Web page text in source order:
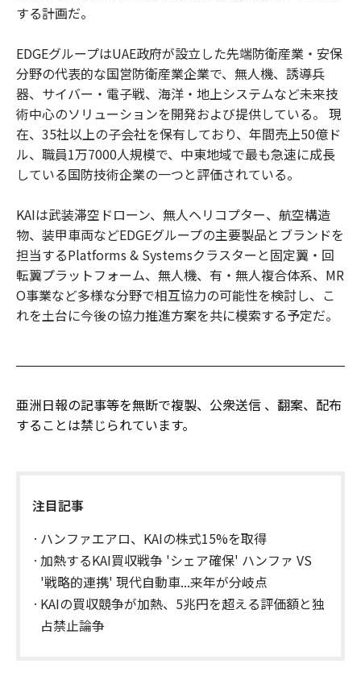
する計画だ。
EDGEグループはUAE政府が設立した先端防衛産業・安保
分野の代表的な国営防衛産業企業で、無人機、誘導兵
器、サイバー・電子戦、海洋・地上システムなど未来技
術中心のソリューションを開発および提供している。 現
在、35社以上の子会社を保有しており、年間売上50億ド
ル、職員1万7000人規模で、中東地域で最も急速に成長
している国防技術企業の一つと評価されている。
KAIは武装滞空ドローン、無人ヘリコプター、航空構造
物、装甲車両などEDGEグループの主要製品とブランドを
担当するPlatforms & Systemsクラスターと固定翼・回
転翼プラットフォーム、無人機、有・無人複合体系、MR
O事業など多様な分野で相互協力の可能性を検討し、こ
れを土台に今後の協力推進方案を共に模索する予定だ。
亜洲日報の記事等を無断で複製、公衆送信 、翻案、配布
することは禁じられています。
注目記事
ハンファエアロ、KAIの株式15%を取得
加熱するKAI買収戦争 'シェア確保' ハンファ VS
'戦略的連携' 現代自動車...来年が分岐点
KAIの買収競争が加熱、5兆円を超える評価額と独
占禁止論争